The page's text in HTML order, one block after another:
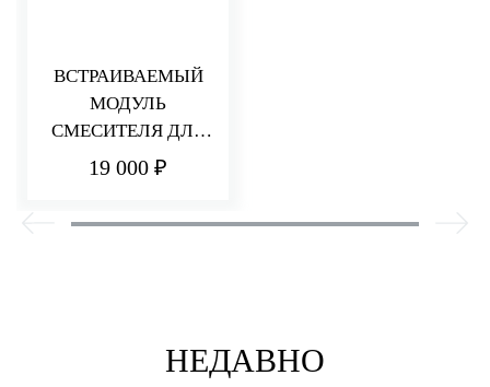
ВСТРАИВАЕМЫЙ
МОДУЛЬ
СМЕСИТЕЛЯ ДЛЯ
РАКОВИНЫ/ДУША
19 000 ₽
НЕДАВНО